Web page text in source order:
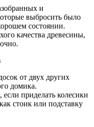
и
выбросить было
состоянии.
качества древесины,
от двух других
домика.
приделать колесики
стоик или подставку